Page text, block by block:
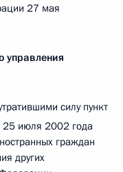
27 мая
управления
силу пункт
25 июля 2002 года
граждан
других